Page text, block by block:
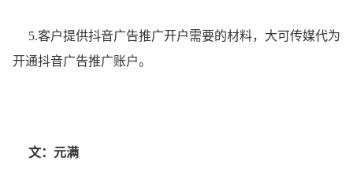
5.客户提供抖音广告推广开户需要的材料，大可传媒代为
开通抖音广告推广账户。
文： 元满